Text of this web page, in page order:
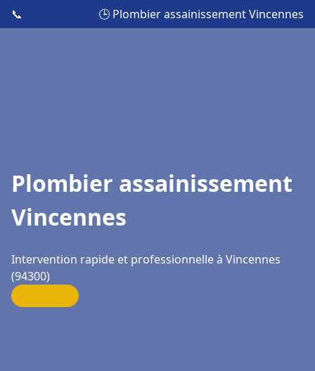
📞 🕒 Plombier assainissement Vincennes
Plombier assainissement
Vincennes
Intervention rapide et professionnelle à Vincennes
(94300)